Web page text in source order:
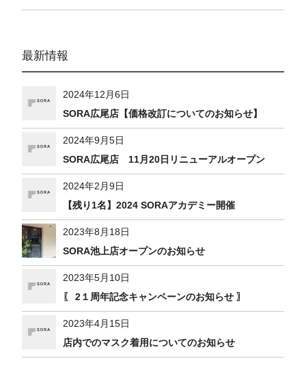
最新情報
2024年12月6日
SORA広尾店【価格改訂についてのお知らせ】
2024年9月5日
SORA広尾店 11月20日リニューアルオープン
2024年2月9日
【残り1名】2024 SORAアカデミー開催
2023年8月18日
SORA池上店オープンのお知らせ
2023年5月10日
〖 2１周年記念キャンペーンのお知らせ 〗
2023年4月15日
店内でのマスク着用についてのお知らせ